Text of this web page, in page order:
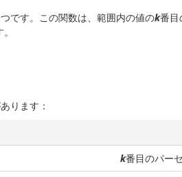
です。この関数は、範囲内の値のk番目
ります：
k番目のパー